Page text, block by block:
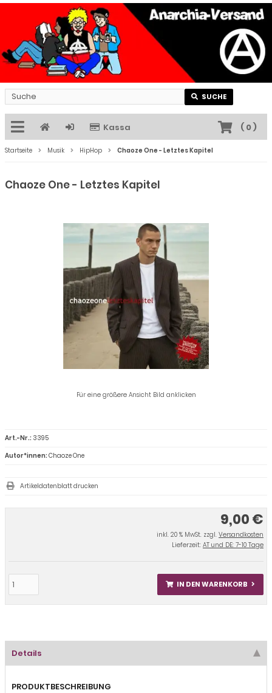
SUCHE
Kassa ( 0)
Startseite Musik HipHop Chaoze One - Letztes Kapitel
Chaoze One - Letztes Kapitel
Für eine größere Ansicht Bild anklicken
9,00 €
inkl. 20 % MwSt. zzgl. Versandkosten
Lieferzeit: AT und DE: 7-10 Tage
IN DEN WARENKORB
Art.-Nr.: 3395
Autor*innen:Chaoze One
Artikeldatenblatt drucken
Details
PRODUKTBESCHREIBUNG